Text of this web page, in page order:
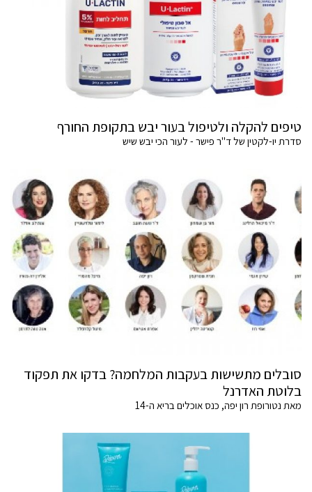
טיפים להקלה ולטיפול בעור יבש בתקופת החורף
סדרת יו-לקטין של ד"ר פישר - לעור הכי יבש שיש
סובלים מתשישות בעקבות המלחמה? בדקו את תפקוד
בלוטת האדרנל
מאת נטורופת רון יפה, כנס אוכלים בריא ה-14